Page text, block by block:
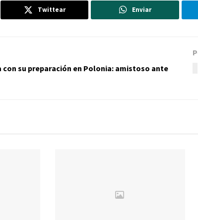
Twittear Enviar
con su preparación en Polonia: amistoso ante